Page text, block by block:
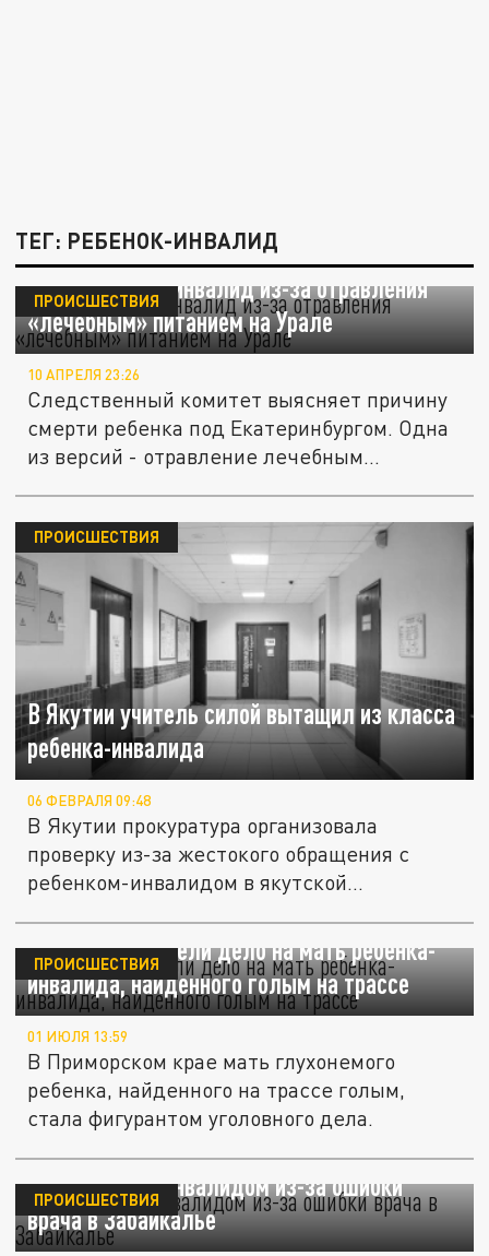
ТЕГ: РЕБЕНОК-ИНВАЛИД
Погиб ребенок-инвалид из-за отравления
«лечебным» питанием на Урале
ПРОИСШЕСТВИЯ
10 АПРЕЛЯ 23:26
Следственный комитет выясняет причину
смерти ребенка под Екатеринбургом. Одна
из версий - отравление лечебным...
В Якутии учитель силой вытащил из класса
ребенка-инвалида
ПРОИСШЕСТВИЯ
06 ФЕВРАЛЯ 09:48
В Якутии прокуратура организовала
проверку из-за жестокого обращения с
ребенком-инвалидом в якутской...
В Приморье завели дело на мать ребенка-
инвалида, найденного голым на трассе
ПРОИСШЕСТВИЯ
01 ИЮЛЯ 13:59
В Приморском крае мать глухонемого
ребенка, найденного на трассе голым,
стала фигурантом уголовного дела.
Ребенок стал инвалидом из-за ошибки
врача в Забайкалье
ПРОИСШЕСТВИЯ